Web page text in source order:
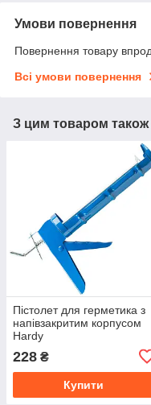
Умови повернення
Повернення товару
Всі умови повернення
З цим товаром
Пістолет для герметика з
напівзакритим корпусом
Hardy
228 ₴
Купити